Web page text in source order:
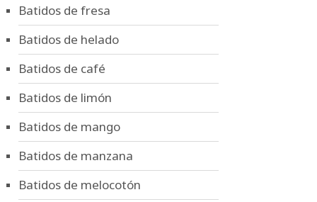
Batidos de fresa
Batidos de helado
Batidos de café
Batidos de limón
Batidos de mango
Batidos de manzana
Batidos de melocotón